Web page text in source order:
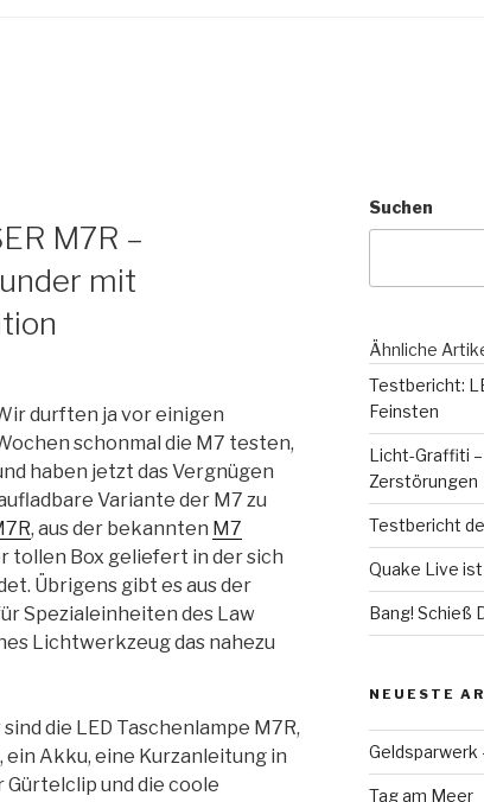
M7R –
mit
durften ja vor einigen
schonmal die M7 testen,
haben jetzt das Vergnügen
Variante der M7 zu
, aus der bekannten M7
tollen Box geliefert in der sich
Übrigens gibt es aus der
Spezialeinheiten des Law
Lichtwerkzeug das nahezu
die LED Taschenlampe M7R,
ein Akku, eine Kurzanleitung in
und die coole
Suchen
Ähnliche
Testbericht:
Feinsten
Licht-Graffiti
Zerstörungen
Testbericht
Quake Live
Bang! Schieß
NEUESTE
Geldsparwerk
Tag am Meer